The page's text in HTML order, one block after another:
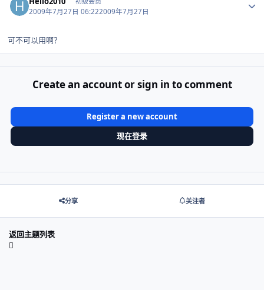
2009年7月27日 06:222009年7月27日
可不可以用啊？
Create an account or sign in to comment
Register a new account
现在登录
分享 关注者
返回主题列表